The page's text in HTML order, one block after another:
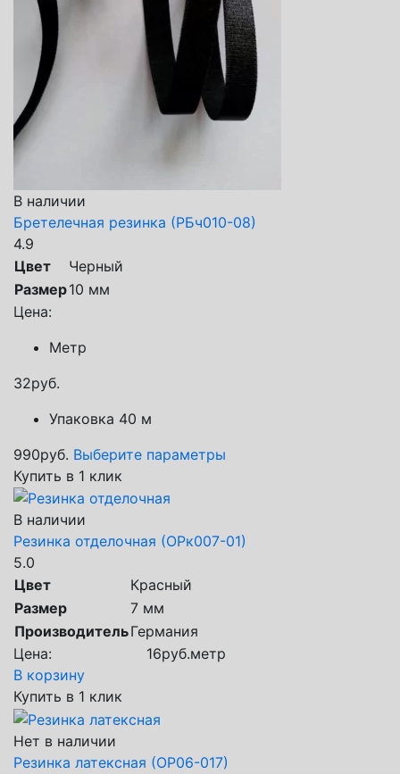
В наличии
Бретелечная резинка (РБч010-08)
4.9
Цвет
Черный
Размер10 мм
Цена:
Метр
32руб.
Упаковка 40 м
990руб. Выберите параметры
Купить в 1 клик
В наличии
Резинка отделочная (ОРк007-01)
5.0
Цвет
Красный
Размер
7 мм
ПроизводительГермания
Цена:
16руб.метр
В корзину
Купить в 1 клик
Нет в наличии
Резинка латексная (ОР06-017)